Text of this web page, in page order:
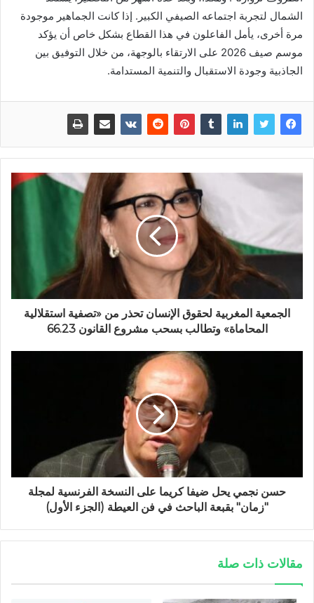
الشمال لتجربة اجتماعه الصيفي الكبير. إذا كانت الجماهير موجودة
مرة أخرى، يأمل الفاعلون في هذا القطاع بشكل خاص أن يؤكد
موسم صيف 2026 على الارتقاء بالوجهة، من خلال التوفيق بين
الجاذبية وجودة الاستقبال والتنمية المستدامة.
الجمعية المغربية لحقوق الإنسان تحذر من «تصفية استقلالية
المحاماة» وتطالب بسحب مشروع القانون 66.23
حسن نجمي يحل ضيفا كريما على النسخة الفرنسية لمجلة
"زمان" بقبعة الباحث في فن العيطة (الجزء الأول)
مقالات ذات صلة